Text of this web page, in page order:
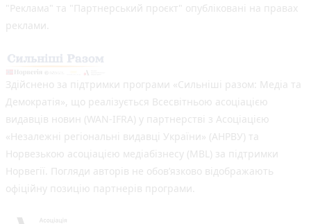
"Реклама" та "Партнерський проєкт" опубліковані на правах
реклами.
Здійснено за підтримки програми «Сильніші разом: Медіа та
Демократія», що реалізується Всесвітньою асоціацією
видавців новин (WAN-IFRA) у партнерстві з Асоціацією
«Незалежні регіональні видавці України» (АНРВУ) та
Норвезькою асоціацією медіабізнесу (MBL) за підтримки
Норвегії. Погляди авторів не обов’язково відображають
офіційну позицію партнерів програми.